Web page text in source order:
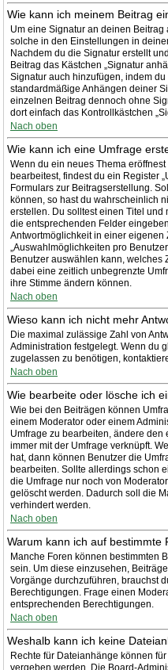
Wie kann ich meinem Beitrag
Um eine Signatur an deinen
solche in den Einstellungen in
Nachdem du die Signatur erstellt
Beitrag das Kästchen „Signatur
Signatur auch hinzufügen, indem
standardmäßige Anhängen deiner
einzelnen Beitrag dennoch ohne
dort einfach das Kontrollkästchen
Nach oben
Wie kann ich eine Umfrage
Wenn du ein neues Thema
bearbeitest, findest du ein Register
Formulars zur Beitragserstellung.
können, so hast du wahrscheinlich
erstellen. Du solltest einen Titel und
die entsprechenden Felder
Antwortmöglichkeit in einer eigenen
„Auswahlmöglichkeiten pro
Benutzer auswählen kann, welches
dabei eine zeitlich unbegrenzte
ihre Stimme ändern können.
Nach oben
Wieso kann ich nicht mehr
Die maximal zulässige Zahl von
Administration festgelegt. Wenn du
zugelassen zu benötigen,
Nach oben
Wie bearbeite oder lösche ich
Wie bei den Beiträgen können
einem Moderator oder einem
Umfrage zu bearbeiten, ändere den
immer mit der Umfrage verknüpft.
hat, dann können Benutzer die
bearbeiten. Sollte allerdings schon
die Umfrage nur noch von
gelöscht werden. Dadurch soll die
verhindert werden.
Nach oben
Warum kann ich auf bestimmte
Manche Foren können bestimmten
sein. Um diese einzusehen,
Vorgänge durchzuführen, brauchst
Berechtigungen. Frage einen
entsprechenden Berechtigungen.
Nach oben
Weshalb kann ich keine
Rechte für Dateianhänge können
vergeben werden. Die Board-